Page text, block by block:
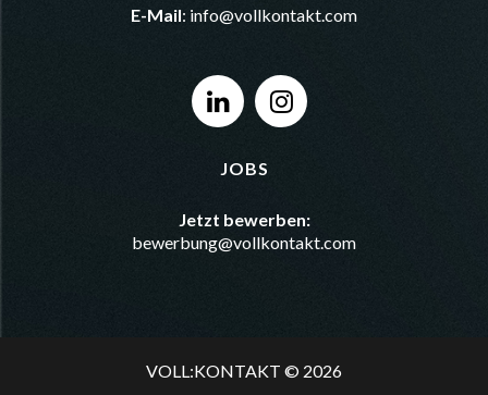
E-Mail: info@vollkontakt.com
JOBS
Jetzt bewerben:
bewerbung@vollkontakt.com
VOLL:KONTAKT © 2026